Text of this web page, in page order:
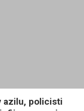
azilu, policisti